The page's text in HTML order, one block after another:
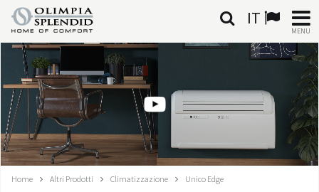
IT
MENU
ITALIANO
HOME
CLIMATIZZAZIONE
RISCALDAMENTO
Home Altri Prodotti Climatizzazione Unico Edge